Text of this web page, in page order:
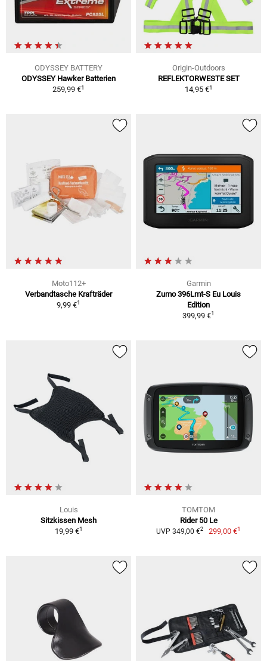
ODYSSEY BATTERY
ODYSSEY Hawker Batterien
259,99 €1
Origin-Outdoors
REFLEKTORWESTE SET
14,95 €1
Moto112+
Verbandtasche Krafträder
9,99 €1
Garmin
Zumo 396Lmt-S Eu Louis
Edition
399,99 €1
Louis
Sitzkissen Mesh
19,99 €1
TOMTOM
Rider 50 Le
UVP 349,00 €2 299,00 €1